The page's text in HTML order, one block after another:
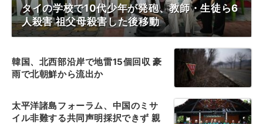
タイの学校で10代少年が発砲、教師・生徒ら6
人殺害 祖父母殺害した後移動
韓国、北西部沿岸で地雷15個回収 豪
雨で北朝鮮から流出か
太平洋諸島フォーラム、中国のミサ
イル非難する共同声明採択できず 親